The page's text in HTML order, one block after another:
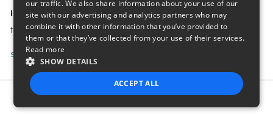
ID campagne
toclg-unisex-premium-pullover
Signaler cette page
our traffic. We also share information about your use of our
site with our advertising and analytics partners who may
combine it with other information that you’ve provided to
them or that they’ve collected from your use of their services.
Read more
SHOW DETAILS
ACCEPT ALL